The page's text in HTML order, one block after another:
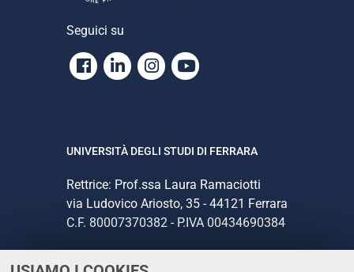
Seguici su
Facebook
LinkedinInstagram
Youtube
UNIVERSITÀ DEGLI STUDI DI FERRARA
Rettrice: Prof.ssa Laura Ramaciotti
via Ludovico Ariosto, 35 - 44121 Ferrara
C.F. 80007370382 - P.IVA 00434690384
CONTATTI